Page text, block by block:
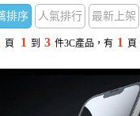
排序 人氣排行 最新上架
頁 1 到 3 件3C產品，有 1 頁